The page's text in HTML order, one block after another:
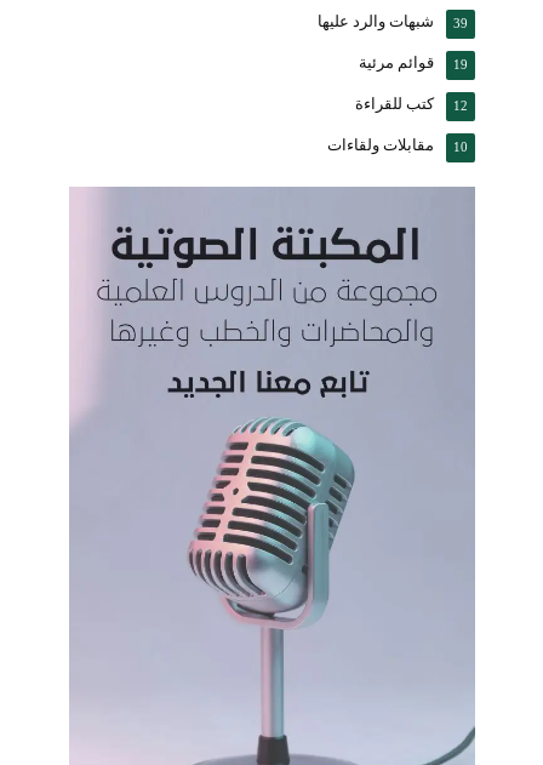
شبهات والرد عليها 39
قوائم مرئية 19
كتب للقراءة 12
مقابلات ولقاءات 10